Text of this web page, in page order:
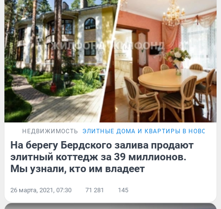
НЕДВИЖИМОСТЬ ЭЛИТНЫЕ ДОМА И КВАРТИРЫ В
На берегу Бердского залива продают
элитный коттедж за 39 миллионов.
Мы узнали, кто им владеет
26 марта, 2021, 07:30 71 281 145